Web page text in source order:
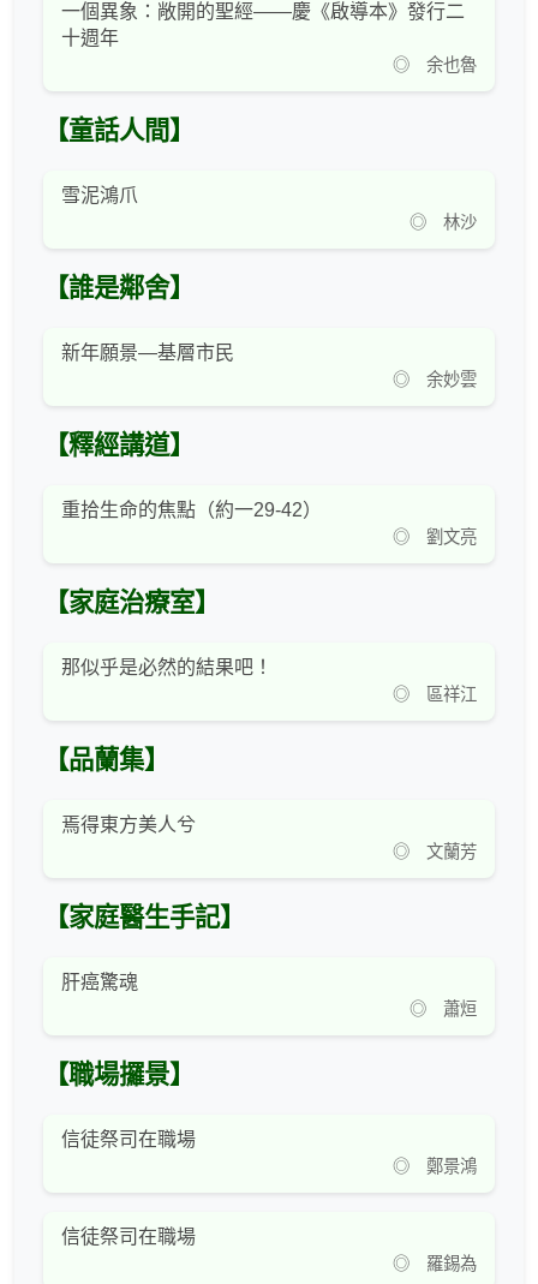
一個異象：敞開的聖經——慶《啟導本》發行二
十週年
◎ 余也魯
【童話人間】
雪泥鴻爪
◎ 林沙
【誰是鄰舍】
新年願景—基層市民
◎ 余妙雲
【釋經講道】
重拾生命的焦點（約一29-42）
◎ 劉文亮
【家庭治療室】
那似乎是必然的結果吧！
◎ 區祥江
【品蘭集】
焉得東方美人兮
◎ 文蘭芳
【家庭醫生手記】
肝癌驚魂
◎ 蕭烜
【職場攞景】
信徒祭司在職場
◎ 鄭景鴻
信徒祭司在職場
◎ 羅錫為